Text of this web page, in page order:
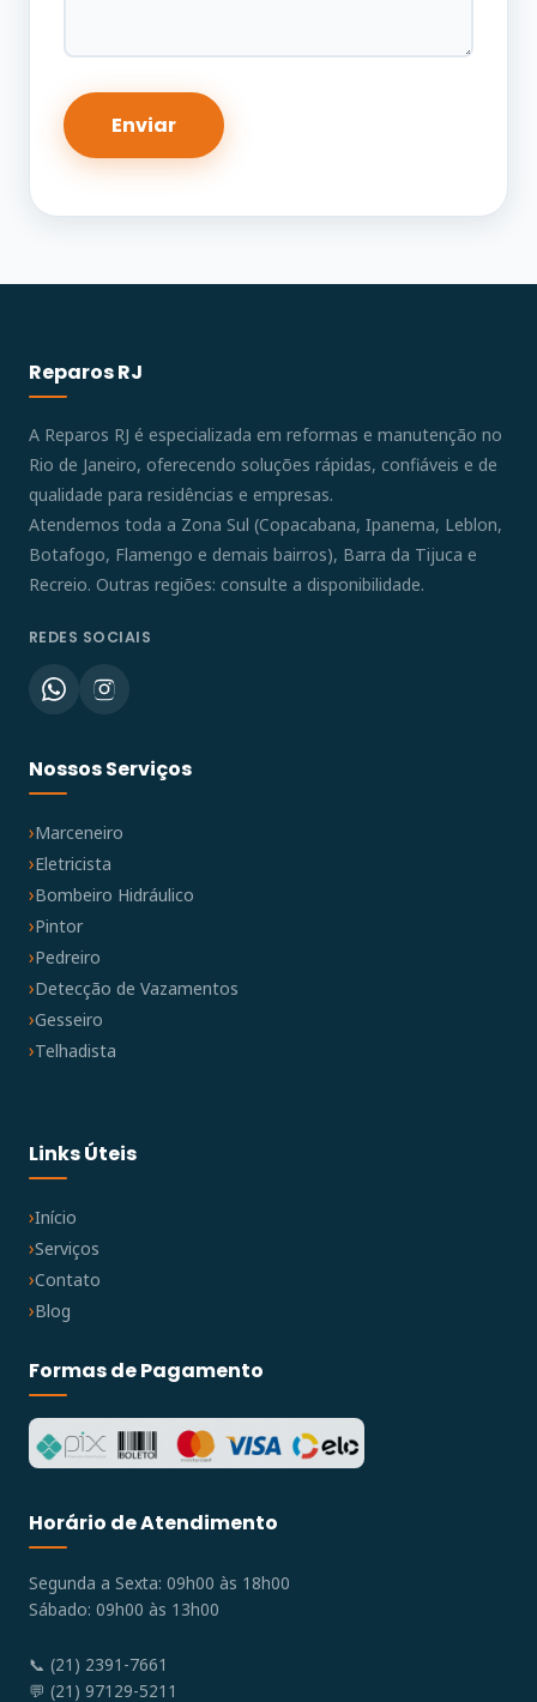
Reparos RJ
A Reparos RJ é especializada em reformas e manutenção no
Rio de Janeiro, oferecendo soluções rápidas, confiáveis e de
qualidade para residências e empresas.
Atendemos toda a Zona Sul (Copacabana, Ipanema, Leblon,
Botafogo, Flamengo e demais bairros), Barra da Tijuca e
Recreio. Outras regiões: consulte a disponibilidade.
REDES SOCIAIS
Nossos Serviços
Marceneiro
Eletricista
Bombeiro Hidráulico
Pintor
Pedreiro
Detecção de Vazamentos
Gesseiro
Telhadista
Links Úteis
Início
Serviços
Contato
Blog
Formas de Pagamento
Horário de Atendimento
Segunda a Sexta: 09h00 às 18h00
Sábado: 09h00 às 13h00
📞 (21) 2391-7661
💬 (21) 97129-5211